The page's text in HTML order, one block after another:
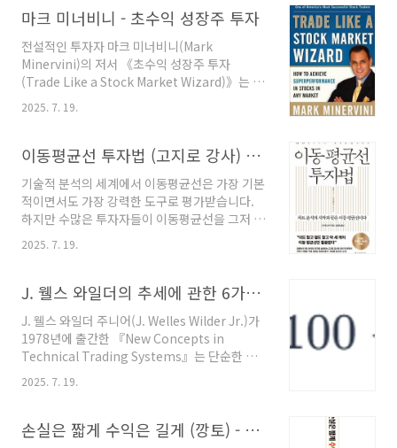
이기 위해 달러 ..
재정적자 문제 해결, 달러 패권의 디지털 시대 확
장, 그리고 비트코인을 위시한 암호화폐 산업의
제도권 편입이라는 거대한 전략적 목표가 복잡하
게 얽혀 있습니다. 이번 포스팅에서는 경제 지식
이 없는 독자도 쉽게 이해할 수 있도록 미국의 재
정 상황부터 시작하여, 스테이블코인과 지니어스
자 합니다. 이들의 관계는 단순한 기술이나..
마크 미너비니 - 초수익 성장주 투자
전설적인 투자자 마크 미너비니(Mark
Minervini)의 저서 《초수익 성장주 투자
(Trade Like a Stock Market Wizard)》는 단
지 않고 경이로운 수익률을 달성하기 위한 체계
습니다 . 이 책의 원제는 '주식 시장의 마법사처럼
거래하라'로, 제목 그대로 평범한 투자자가 어떻
게 시장을 압도하는 '마법'과 같은 성과를 낼 수
있는지 그 비밀을 상세히 공개합니다 . 미너비니
는 5년 연속 연평균 220%라는 비현실적인 수익
률을 기록하며 수천 달러의 초기 자금을 수백만
을 실전에서 증명해 보였습니다 .이 ..
2025. 7. 19.
이동평균선 투자법 (고지로 강사) 북리뷰
기술적 분석의 세계에서 이동평균선은 가장 기본
적이면서도 가장 강력한 도구로 평가받습니다.
하지만 수많은 투자자들이 이동평균선을 그저 차
정한 잠재력을 간과하고 있습니다. 바로 이 지점
의 저서 『이동평균선 투자법』은 기존의 단편적
인 접근법에 근본적인 의문을 제기하며, 이동평
균선을 통해 시장의 거대한 흐름과 힘의 균형을
읽어내는 체계적인 방법론을 제시합니다 .이 책
의 핵심은 저자가 독자적으로 개발한 '이동평균
선 대순환 분석(Grand Cycle Analysis of
균선 배열 순서에 따라 주가 변동을 총 6개..
2025. 7. 19.
J. 웰스 와일더의 추세에 관한 6가지 트레이딩 시스템
J. 웰스 와일더 주니어(J. Welles Wilder Jr.)가
1978년에 출간한 『New Concepts in
Technical Trading Systems』는 단순한 기
술적 분석 서적을 넘어, 현대 금융 시장 분석의 근
간을 이루는 수많은 지표와 시스템을 탄생시킨
와일더는 주관적 판단과 감정이 지배하던 트레이
2025. 7. 19.
손실은 짧게 수익은 길게 (깡토) - 북리뷰